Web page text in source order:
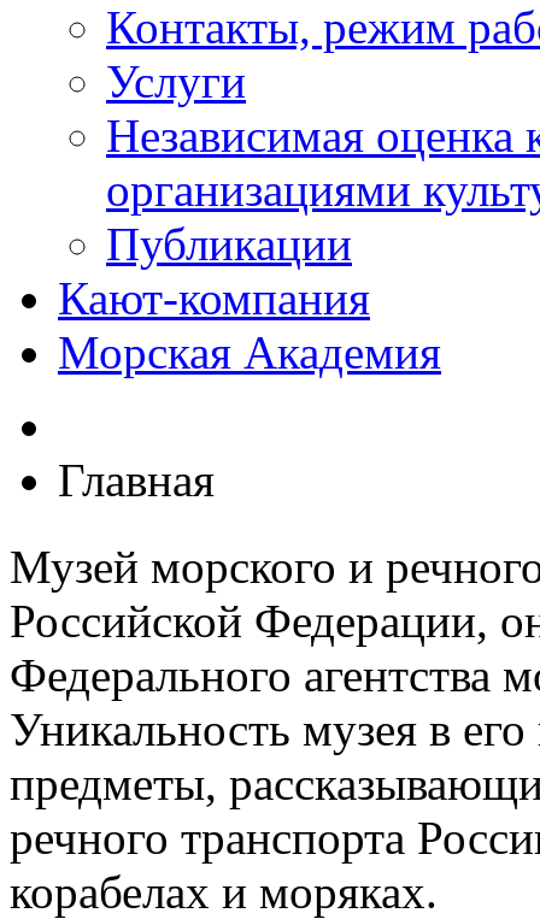
Контакты, режим
Услуги
Независимая оценка
организациями
Публикации
Кают-компания
Морская Академия
Главная
Музей морского и
Российской Федерации,
Федерального агентства
Уникальность музея в
предметы,
речного транспорта
корабелах и моряках.